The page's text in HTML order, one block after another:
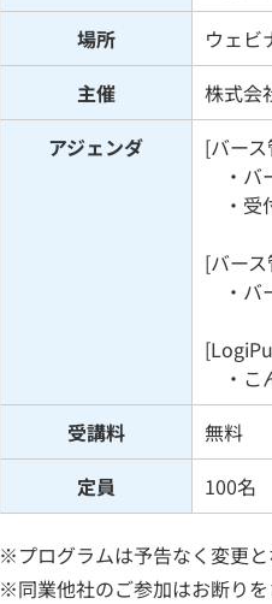
場所
ウェビ
主催
株式会
アジェンダ
[バー
・バ
・受
[バー
・バ
・こ
受講料
無料
定員
100名
※プログラムは予告なく変更と
※同業他社のご参加はお断りを